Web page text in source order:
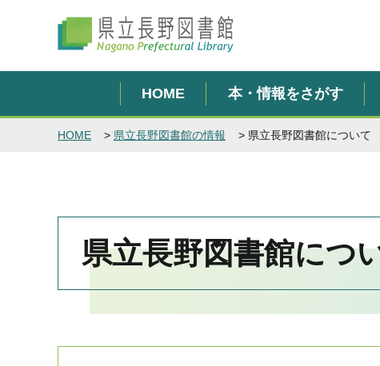
県立長野図書館
HOME 本・情報をさがす
HOME > 県立長野図書館の情報 > 県立長野図書館について
県立長野図書館につ